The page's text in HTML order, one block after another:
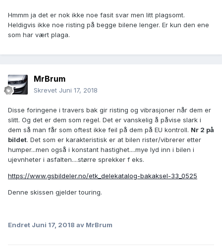
Hmmm ja det er nok ikke noe fasit svar men litt plagsomt.
Heldigvis ikke noe risting på begge bilene lenger. Er kun den ene
som har vært plaga.
MrBrum
Skrevet Juni 17, 2018
Disse foringene i travers bak gir risting og vibrasjoner når dem er
slitt. Og det er dem som regel. Det er vanskelig å påvise slark i
dem så man får som oftest ikke feil på dem på EU kontroll. Nr 2 på
bildet. Det som er karakteristisk er at bilen rister/vibrerer etter
humper...men også i konstant hastighet....mye lyd inn i bilen i
ujevnheter i asfalten....større sprekker f eks.
https://www.gsbildeler.no/etk_delekatalog-bakaksel-33_0525
Denne skissen gjelder touring.
Endret Juni 17, 2018 av MrBrum